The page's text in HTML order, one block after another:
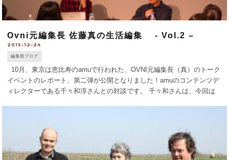
Ovni元編集長 佐藤真の生活編集 - Vol.2 –
2015-12-24
編集部ブログ
10月、東京は恵比寿のamuで行われた、OVNI元編集長（真）のトーク
イベントのレポート、第二弾が公開となりました！amuのコンテンツデ
ィレクターである千々和淳さんとの対談です。 千々和さんは、今回は